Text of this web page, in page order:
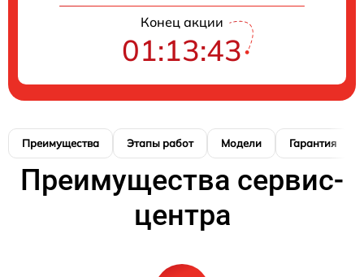
Конец акции
01:13:42
Преимущества Этапы работ Модели Гарантия
Преимущества сервис-
центра